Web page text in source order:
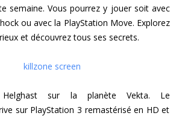
semaine. Vous pourrez y jouer soit avec
ou avec la PlayStation Move. Explorez
et découvrez tous ses secrets.
Helghast sur la planète Vekta. Le
sur PlayStation 3 remastérisé en HD et